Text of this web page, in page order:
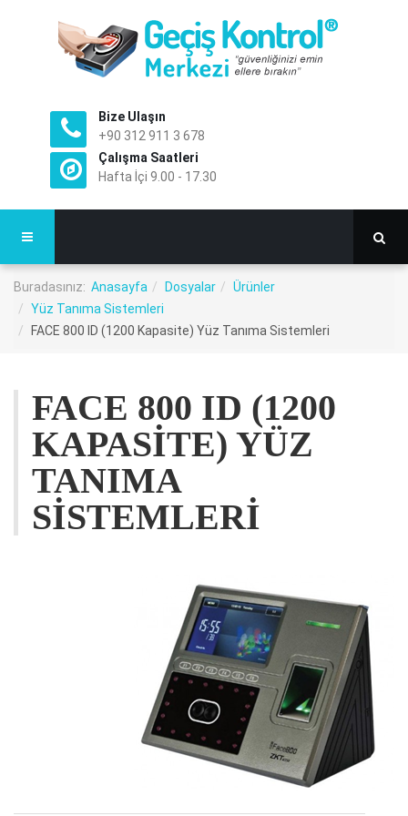
Bize Ulaşın
+90 312 911 3 678
Çalışma Saatleri
Hafta İçi 9.00 - 17.30
Buradasınız: Anasayfa Dosyalar
Ürünler
Yüz Tanıma Sistemleri
FACE 800 ID (1200 Kapasite) Yüz Tanıma Sistemleri
FACE 800 ID (1200
KAPASITE) YÜZ
TANIMA
SISTEMLERI